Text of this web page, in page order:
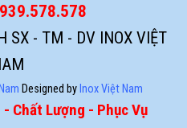
939.578.578
SX - TM - DV INOX VIỆT
Designed by Inox Việt Nam
- Chất Lượng - Phục Vụ